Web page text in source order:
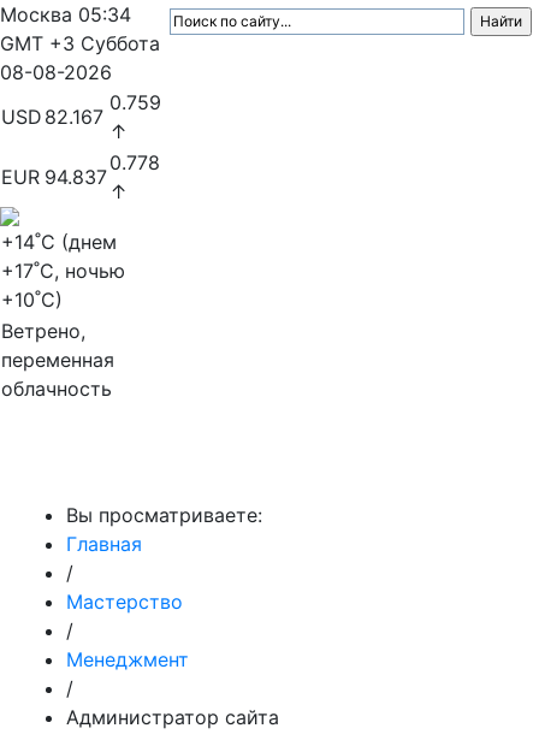
Москва 05:34
GMT +3 Суббота
08-08-2026
USD 82.167
0.759
↑
EUR 94.837
0.778
↑
+14˚C (днем
+17˚C, ночью
+10˚C)
Ветрено,
переменная
облачность
Вы просматриваете:
Главная
/
Мастерство
/
Менеджмент
/
Администратор сайта